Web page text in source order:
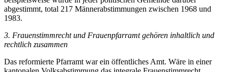
abgestimmt, total 217 Männerabstimmungen zwischen 1968 und
1983.
3. Frauenstimmrecht und Frauenpfarramt gehören inhaltlich und
rechtlich zusammen
Das reformierte Pfarramt war ein öffentliches Amt. Wäre in einer